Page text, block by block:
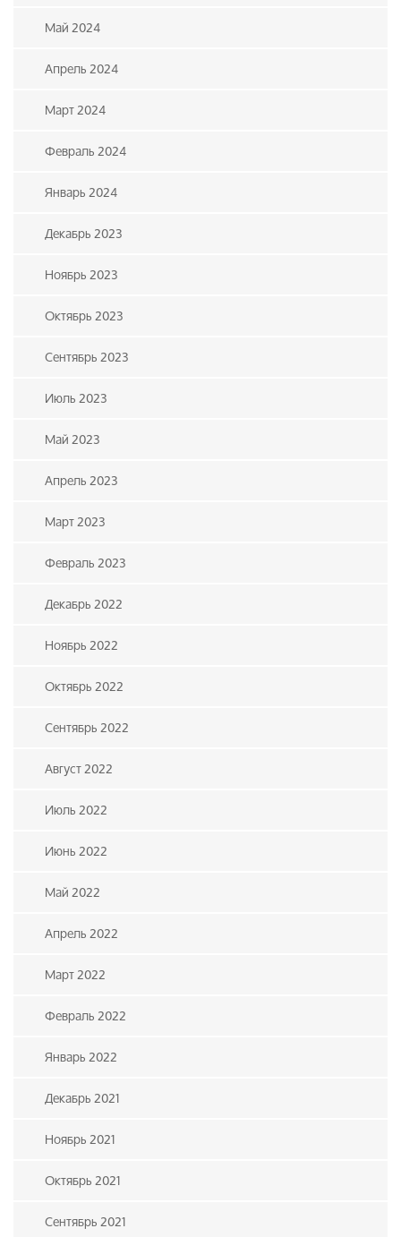
Май 2024
Апрель 2024
Март 2024
Февраль 2024
Январь 2024
Декабрь 2023
Ноябрь 2023
Октябрь 2023
Сентябрь 2023
Июль 2023
Май 2023
Апрель 2023
Март 2023
Февраль 2023
Декабрь 2022
Ноябрь 2022
Октябрь 2022
Сентябрь 2022
Август 2022
Июль 2022
Июнь 2022
Май 2022
Апрель 2022
Март 2022
Февраль 2022
Январь 2022
Декабрь 2021
Ноябрь 2021
Октябрь 2021
Сентябрь 2021